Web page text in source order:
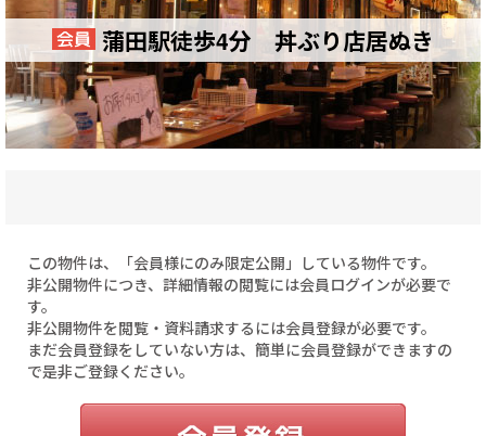
蒲田駅徒歩4分 丼ぶり店居ぬき
この物件は、「会員様にのみ限定公開」している物件です。
非公開物件につき、詳細情報の閲覧には会員ログインが必要で
す。
非公開物件を閲覧・資料請求するには会員登録が必要です。
まだ会員登録をしていない方は、簡単に会員登録ができますの
で是非ご登録ください。